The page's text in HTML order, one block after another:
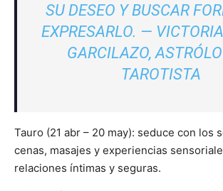
SU DESEO Y BUSCAR
EXPRESARLO. —
GARCILAZO,
TAROTISTA
Tauro (21 abr – 20 may): seduce con los
cenas, masajes y experiencias
relaciones íntimas y seguras.